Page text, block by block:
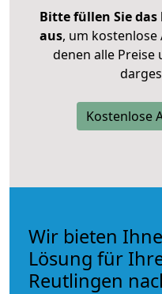
Bitte füllen Sie
aus, um
denen alle
Kostenlose
Wir bieten
Lösung für
Reutlingen